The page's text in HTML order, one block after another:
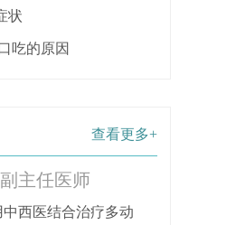
状
吃的原因
查看更多+
主任医师
中西医结合治疗多动